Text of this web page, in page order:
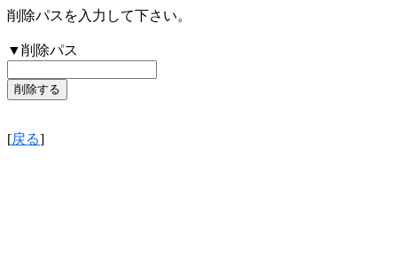
削除パスを入力して下さい。
▼削除パス
[戻る]